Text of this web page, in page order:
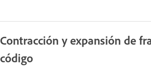
Contracción y expansión de
código